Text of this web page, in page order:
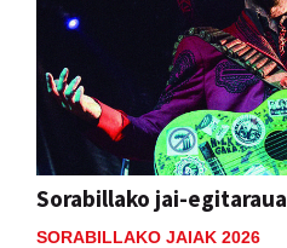
Sorabillako jai-egitaraua
SORABILLAKO JAIAK 2026